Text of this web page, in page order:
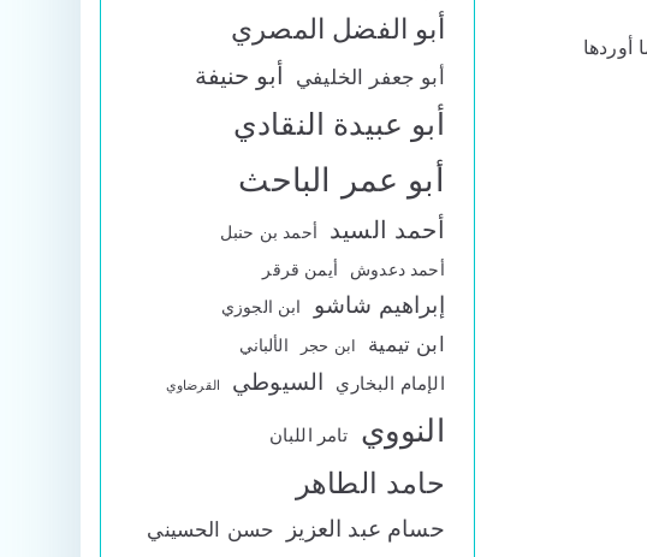
أبو الفضل المصري
أبو جعفر الخليفي أبو حنيفة
أبو عبيدة النقادي
أبو عمر الباحث
أحمد السيد
أحمد بن حنبل
أحمد دعدوش
أيمن قرقر
إبراهيم شاشو ابن الجوزي
ابن تيمية ابن حجر الألباني
الإمام البخاري السيوطي القرضاوي
النووي تامر اللبان
حامد الطاهر
حسام عبد العزيز حسن الحسيني